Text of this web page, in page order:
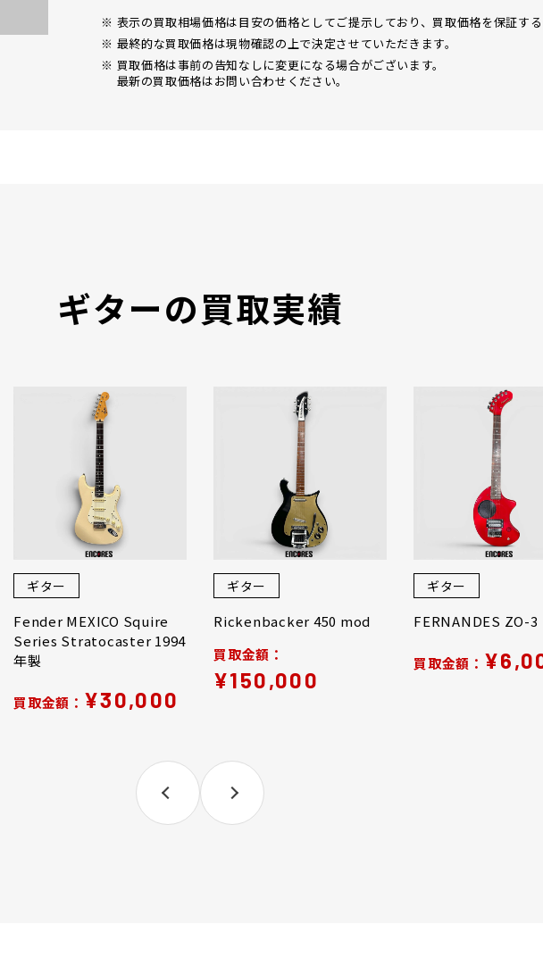
※ 表示の買取相場価格は目安の価格としてご提示しており、買取価格を保証する
※ 最終的な買取価格は現物確認の上で決定させていただきます。
※ 買取価格は事前の告知なしに変更になる場合がございます。
最新の買取価格はお問い合わせください。
ギターの買取実績
ギター
Fender MEXICO Squire
Series Stratocaster 1994
年製
買取金額： ¥30,000
ギター
Rickenbacker 450 mod
買取金額：
¥150,000
ギター
FERNANDES ZO-3
買取金額：